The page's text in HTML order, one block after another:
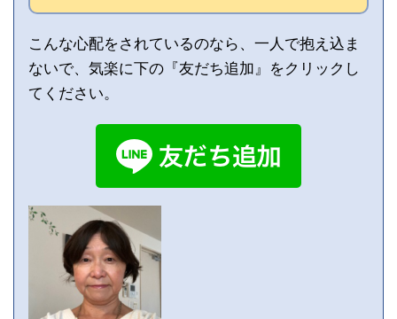
こんな心配をされているのなら、一人で抱え込ま
ないで、気楽に下の『友だち追加』をクリックし
てください。